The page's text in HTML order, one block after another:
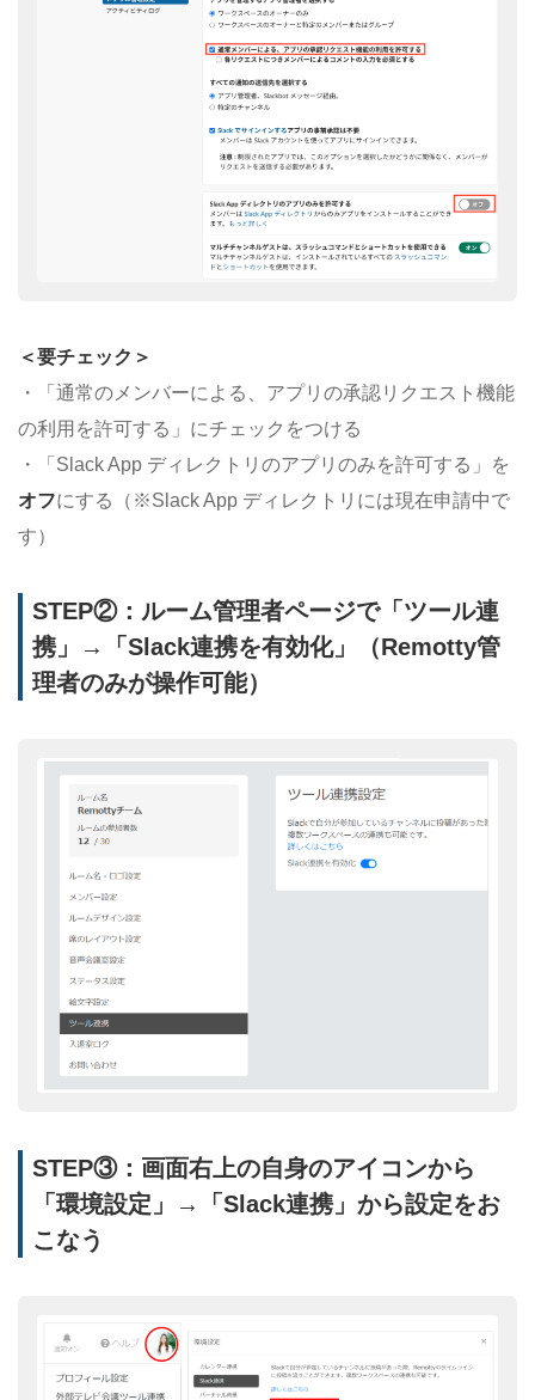
＜要チェック＞
・「通常のメンバーによる、アプリの承認リクエスト機能
の利用を許可する」にチェックをつける
・「Slack App ディレクトリのアプリのみを許可する」を
オフにする（※Slack App ディレクトリには現在申請中で
す）
STEP②：ルーム管理者ページで「ツール連
携」→「Slack連携を有効化」（Remotty管
理者のみが操作可能）
STEP③：画面右上の自身のアイコンから
「環境設定」→「Slack連携」から設定をお
こなう